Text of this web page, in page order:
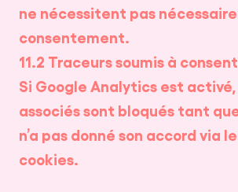
ne nécessitent pas
consentement.
11.2 Traceurs soumis à
Si Google Analytics est
associés sont bloqués tant
n’a pas donné son accord via
cookies.